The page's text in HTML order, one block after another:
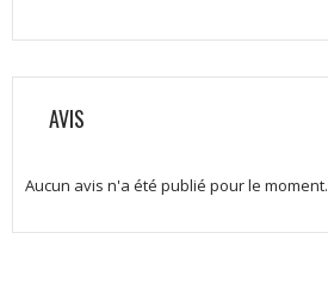
AVIS
Aucun avis n'a été publié pour le moment.